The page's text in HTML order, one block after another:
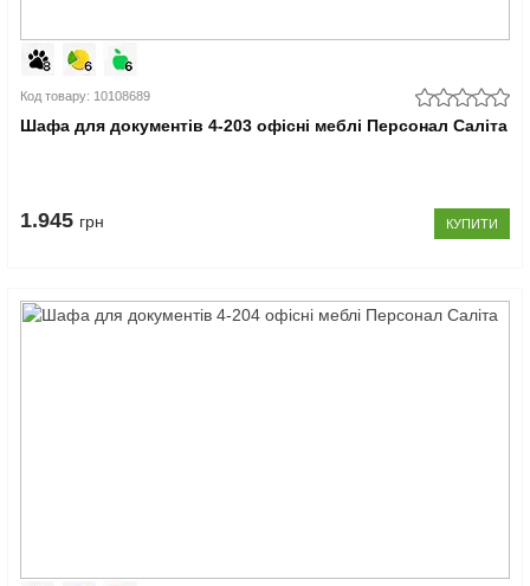
Код товару: 10108689
Шафа для документів 4-203 офісні меблі Персонал Саліта
1.945 грн КУПИТИ